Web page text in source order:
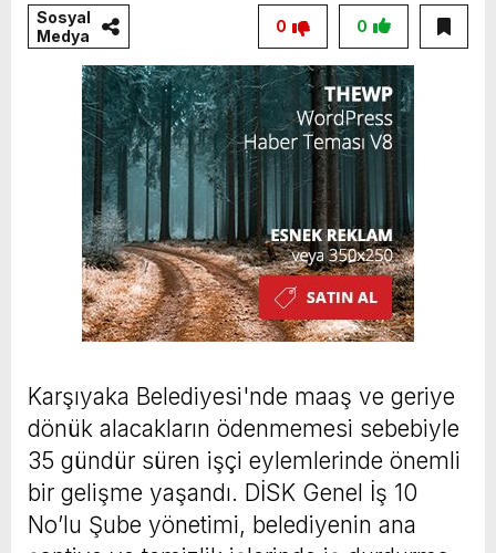
Sosyal
Medya
0
0
Karşıyaka Belediyesi'nde maaş ve geriye
dönük alacakların ödenmemesi sebebiyle
35 gündür süren işçi eylemlerinde önemli
bir gelişme yaşandı. DİSK Genel İş 10
No’lu Şube yönetimi, belediyenin ana